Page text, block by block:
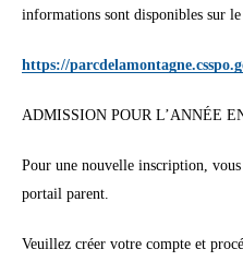
informations sont disponibles sur
https://
ADMISSION POUR L’ANNÉE
Pour une nouvelle inscription,
portail parent.
Veuillez créer votre compte et